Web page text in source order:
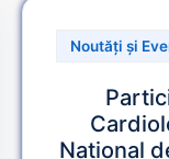
Noutăți și
National